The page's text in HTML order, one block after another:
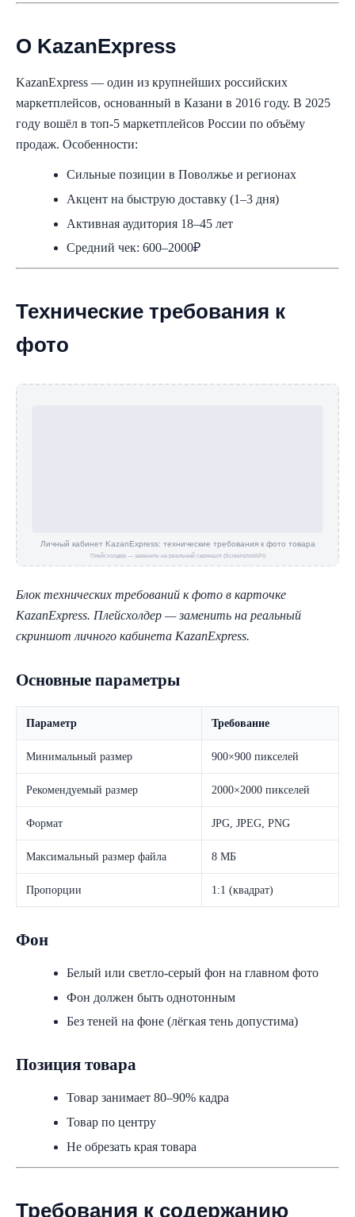
О KazanExpress
KazanExpress — один из крупнейших российских
маркетплейсов, основанный в Казани в 2016 году. В 2025
году вошёл в топ-5 маркетплейсов России по объёму
продаж. Особенности:
Сильные позиции в Поволжье и регионах
Акцент на быструю доставку (1–3 дня)
Активная аудитория 18–45 лет
Средний чек: 600–2000₽
Технические требования к
фото
Блок технических требований к фото в карточке
KazanExpress. Плейсхолдер — заменить на реальный
скриншот личного кабинета KazanExpress.
Основные параметры
Параметр Требование
Минимальный размер 900×900 пикселей
Рекомендуемый размер 2000×2000 пикселей
Формат JPG, JPEG, PNG
Максимальный размер файла 8 МБ
Пропорции 1:1 (квадрат)
Фон
Белый или светло-серый фон на главном фото
Фон должен быть однотонным
Без теней на фоне (лёгкая тень допустима)
Позиция товара
Товар занимает 80–90% кадра
Товар по центру
Не обрезать края товара
Требования к содержанию